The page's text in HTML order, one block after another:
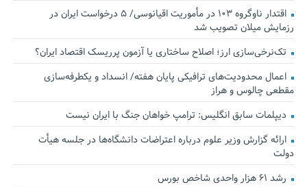
اقتدار ناوگروه ۱۰۳ در مأموریت‌ اقیانوسی/ ۵ درخواست ایران در
رزمایش میلان تصویب شد
تک‌نرخی‌سازی ارز؛ اصلاح ساختاری یا آزمون پرریسک اقتصاد ایران؟
اعمال محدودیت‌های ترافیکی پایان هفته/ انسداد و یکطرفه‌سازی
مقطعی چالوس و هراز
دیپلمات سابق انگلیس:‌ ترامپ خواهان جنگ با ایران نیست
ارائه گزارش وزیر علوم درباره اعتراضات دانشگاه‌ها در جلسه هیأت
دولت
رشد ۶۱ هزار واحدی شاخص بورس